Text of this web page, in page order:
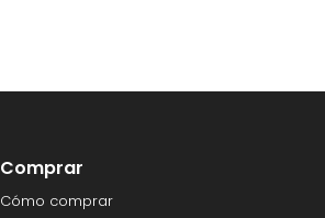
Comprar
Cómo comprar